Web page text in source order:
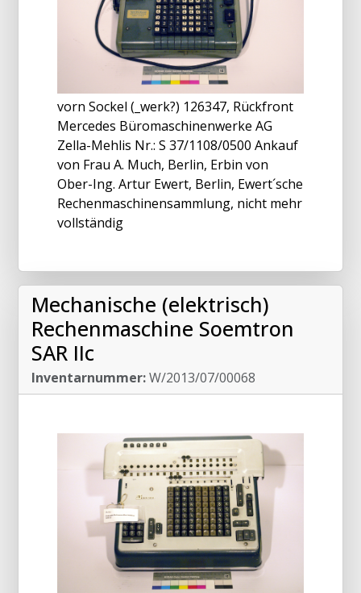
vorn Sockel (_werk?) 126347, Rückfront
Mercedes Büromaschinenwerke AG
Zella-Mehlis Nr.: S 37/1108/0500 Ankauf
von Frau A. Much, Berlin, Erbin von
Ober-Ing. Artur Ewert, Berlin, Ewert´sche
Rechenmaschinensammlung, nicht mehr
vollständig
Mechanische (elektrisch)
Rechenmaschine Soemtron
SAR IIc
Inventarnummer:W/2013/07/00068